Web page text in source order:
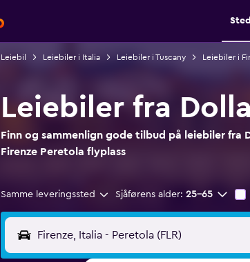
Leiebil Leiebiler i Italia Leiebiler i Tuscany Leiebiler i
Leiebiler fra
Finn og sammenlign gode tilbud på leiebiler fra
Firenze Peretola flyplass
Samme leveringssted Sjåførens alder: 25–65